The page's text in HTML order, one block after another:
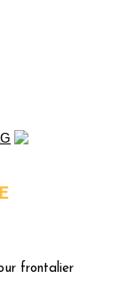
frontalier